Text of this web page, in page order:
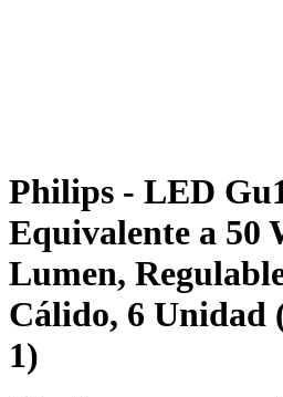
Philips - LED
Equivalente a 50
Lumen,
Cálido, 6 Unidad
1)